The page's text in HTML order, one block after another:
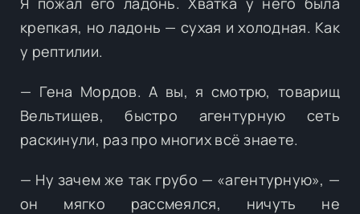
крепкая, но ладонь — сухая и холодная. Как
у рептилии.
— Гена Мордов. А вы, я смотрю, товарищ
Вельтищев, быстро агентурную сеть
раскинули, раз про многих всё знаете.
— Ну зачем же так грубо — «агентурную», —
он мягко рассмеялся, ничуть не